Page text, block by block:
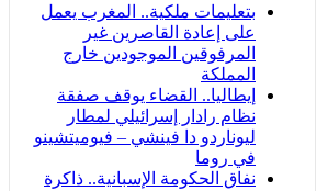
بتعليمات ملكية.. المغرب يعمل
على إعادة القاصرين غير
المرفوقين الموجودين خارج
المملكة
إيطاليا.. القضاء يوقف صفقة
نظام رادار إسرائيلي لمطار
ليوناردو دا فينشي – فيوميتشينو
في روما
نفاق الحكومة الإسبانية.. ذاكرة